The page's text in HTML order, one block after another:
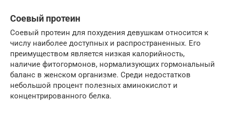
Соевый протеин
Соевый протеин для похудения девушкам относится к
числу наиболее доступных и распространенных. Его
преимуществом является низкая калорийность,
наличие фитогормонов, нормализующих гормональный
баланс в женском организме. Среди недостатков
небольшой процент полезных аминокислот и
концентрированного белка.